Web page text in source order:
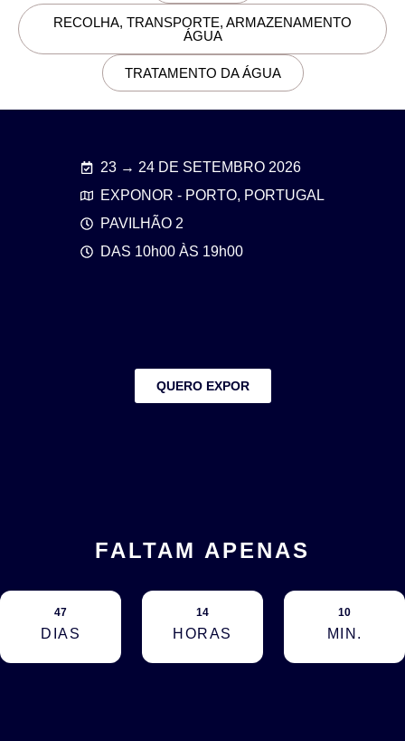
RECOLHA, TRANSPORTE, ARMAZENAMENTO
ÁGUA
TRATAMENTO DA ÁGUA
23 → 24 DE SETEMBRO 2026
EXPONOR - PORTO, PORTUGAL
PAVILHÃO 2
DAS 10h00 ÀS 19h00
QUERO EXPOR
FALTAM APENAS
47
DIAS
14
HORAS
10
MIN.